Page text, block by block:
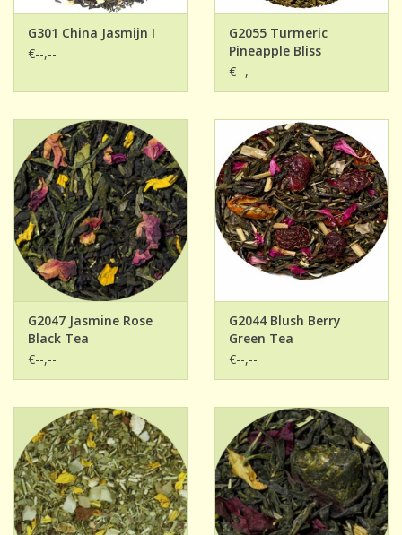
G301 China Jasmijn I
€--,--
G2055 Turmeric
Pineapple Bliss
€--,--
G2047 Jasmine Rose
Black Tea
€--,--
G2044 Blush Berry
Green Tea
€--,--